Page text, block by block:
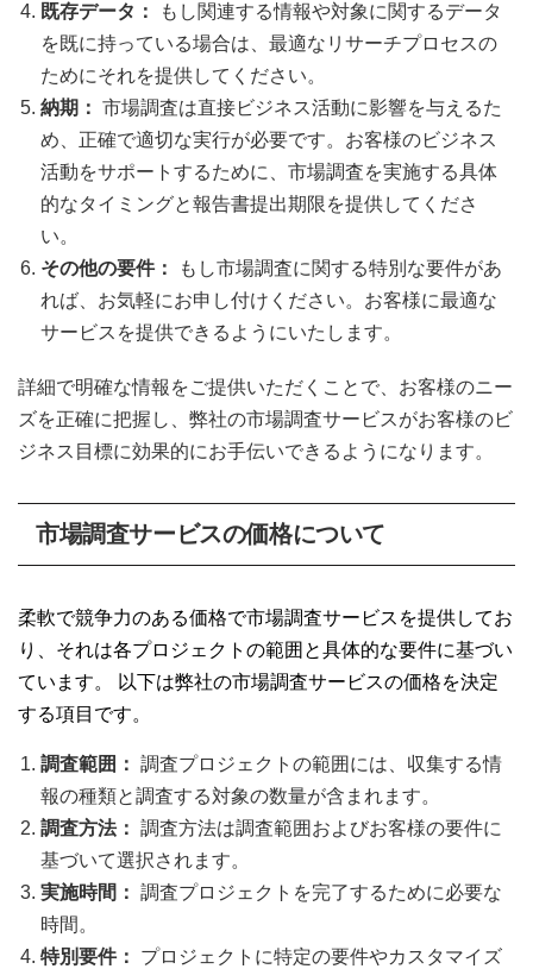
既存データ：
もし関連する情報や対象に関するデータ
を既に持っている場合は、最適なリサーチプロセスの
ためにそれを提供してください。
納期：市場調査は直接ビジネス活動に影響を与えるた
め、正確で適切な実行が必要です。お客様のビジネス
活動をサポートするために、市場調査を実施する具体
的なタイミングと報告書提出期限を提供してくださ
い。
その他の要件：
もし市場調査に関する特別な要件があ
れば、お気軽にお申し付けください。お客様に最適な
サービスを提供できるようにいたします。
詳細で明確な情報をご提供いただくことで、お客様のニー
ズを正確に把握し、弊社の市場調査サービスがお客様のビ
ジネス目標に効果的にお手伝いできるようになります。
市場調査サービスの価格について
柔軟で競争力のある価格で市場調査サービスを提供してお
り、それは各プロジェクトの範囲と具体的な要件に基づい
ています。 以下は弊社の市場調査サービスの価格を決定
する項目です。
調査範囲： 調査プロジェクトの範囲には、収集する情
報の種類と調査する対象の数量が含まれます。
調査方法：調査方法は調査範囲およびお客様の要件に
基づいて選択されます。
実施時間： 調査プロジェクトを完了するために必要な
時間。
特別要件： プロジェクトに特定の要件やカスタマイズ